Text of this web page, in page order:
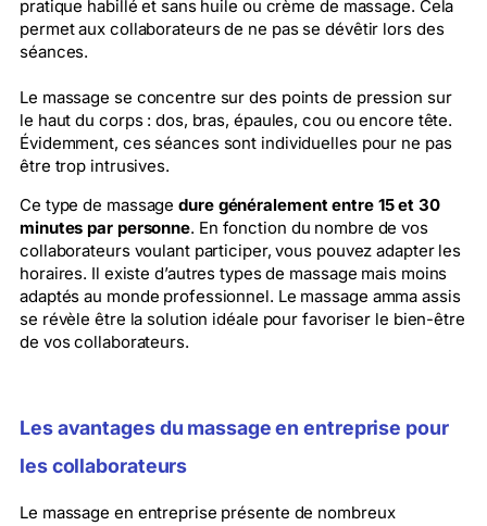
pratique habillé et sans huile ou crème de massage. Cela
permet aux collaborateurs de ne pas se dévêtir lors des
séances.
Le massage se concentre sur des points de pression sur
le haut du corps : dos, bras, épaules, cou ou encore tête.
Évidemment, ces séances sont individuelles pour ne pas
être trop intrusives.
Ce type de massagedure généralement entre 15 et 30
minutes par personne. En fonction du nombre de vos
collaborateurs voulant participer, vous pouvez adapter les
horaires. Il existe d’autres types de massage mais moins
adaptés au monde professionnel. Le massage amma assis
se révèle être la solution idéale pour favoriser le bien-être
de vos collaborateurs.
Les avantages du massage en entreprise pour
les collaborateurs
Le massage en entreprise présente de nombreux